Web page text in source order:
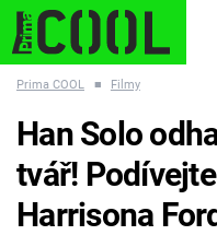
ESCAPE PLNEJ KOTEL
Prima COOL ■ Filmy
Han Solo
tvář!
Harrisona